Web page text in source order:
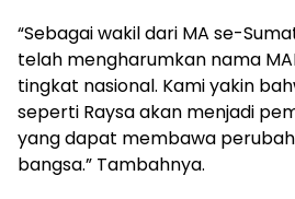
“Sebagai wakil dari MA se-
telah mengharumkan nama
tingkat nasional. Kami yakin
seperti Raysa akan menjadi
yang dapat membawa
bangsa.” Tambahnya.